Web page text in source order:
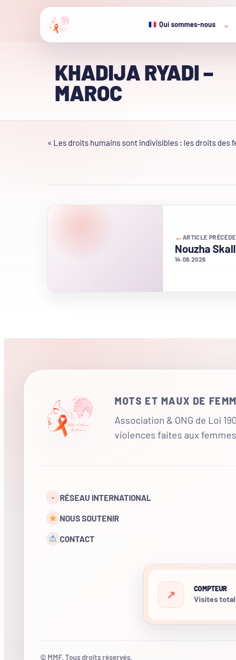
Qui sommes-nous ⌄
KHADIJA RYADI –
MAROC
« Les droits humains sont indivisibles ; les droits des
← ARTICLE
Nouzha
14.06.2026
MOTS ET MAUX DE
Association & ONG de Loi
violences faites aux
• RÉSEAU INTERNATIONAL
NOUS SOUTENIR
CONTACT
COMPTEUR
Visites
© MMF. Tous droits réservés.